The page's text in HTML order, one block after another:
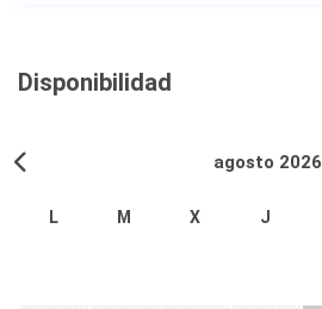
Disponibilidad
agosto 2026
L M X J